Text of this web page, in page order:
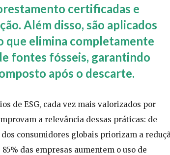
certificadas e
Além disso, são aplicados
que elimina completamente
fontes fósseis, garantindo
após o descarte.
de ESG, cada vez mais valorizados por
a relevância dessas práticas: de
consumidores globais priorizam a
das empresas aumentem o uso de